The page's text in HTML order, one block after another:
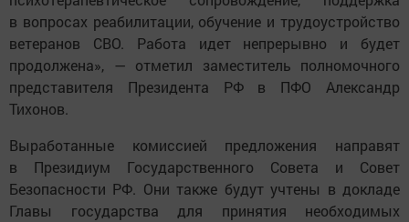
в вопросах реабилитации, обучение и трудоустройство
ветеранов СВО. Работа идет непрерывно и будет
продолжена», — отметил заместитель полномочного
представителя Президента РФ в ПФО Александр
Тихонов.
Выработанные комиссией предложения направят
в Президиум Государственного Совета и Совет
Безопасности РФ. Они также будут учтены в докладе
Главы государства для принятия необходимых